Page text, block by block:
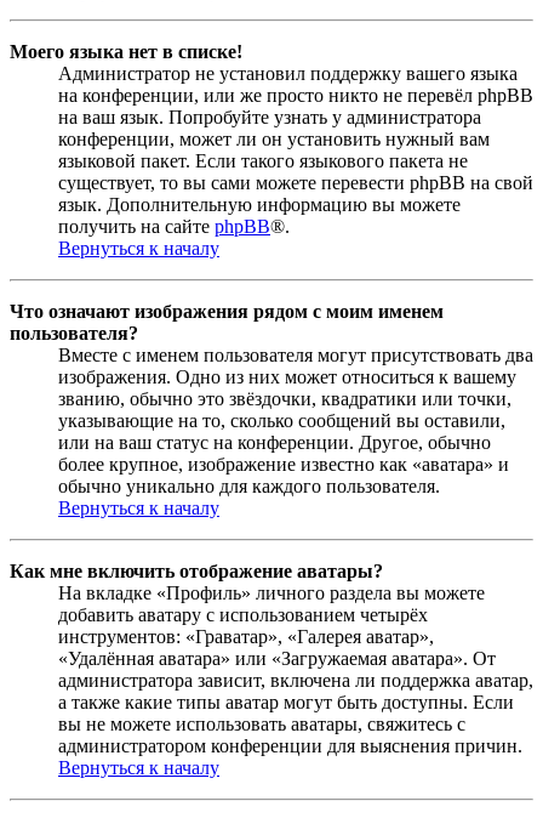
Моего языка нет в списке!
Администратор не установил поддержку вашего языка
на конференции, или же просто никто не перевёл phpBB
на ваш язык. Попробуйте узнать у администратора
конференции, может ли он установить нужный вам
языковой пакет. Если такого языкового пакета не
существует, то вы сами можете перевести phpBB на свой
язык. Дополнительную информацию вы можете
получить на сайте phpBB®.
Вернуться к началу
Что означают изображения рядом с моим именем
пользователя?
Вместе с именем пользователя могут присутствовать два
изображения. Одно из них может относиться к вашему
званию, обычно это звёздочки, квадратики или точки,
указывающие на то, сколько сообщений вы оставили,
или на ваш статус на конференции. Другое, обычно
более крупное, изображение известно как «аватара» и
обычно уникально для каждого пользователя.
Вернуться к началу
Как мне включить отображение аватары?
На вкладке «Профиль» личного раздела вы можете
добавить аватару с использованием четырёх
инструментов: «Граватар», «Галерея аватар»,
«Удалённая аватара» или «Загружаемая аватара». От
администратора зависит, включена ли поддержка аватар,
а также какие типы аватар могут быть доступны. Если
вы не можете использовать аватары, свяжитесь с
администратором конференции для выяснения причин.
Вернуться к началу